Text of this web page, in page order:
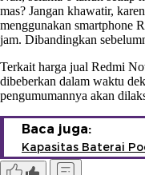
mas? Jangan khawatir,
menggunakan smartphone
jam. Dibandingkan
Terkait harga jual Redmi
dibeberkan dalam waktu
pengumumannya akan
Baca juga:
Kapasitas Baterai